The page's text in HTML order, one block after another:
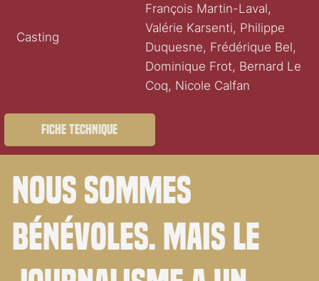
Casting
François Martin-Laval,
Valérie Karsenti, Philippe
Duquesne, Frédérique Bel,
Dominique Frot, Bernard Le
Coq, Nicole Calfan
Fiche technique
Nous sommes
bénévoles. Mais le